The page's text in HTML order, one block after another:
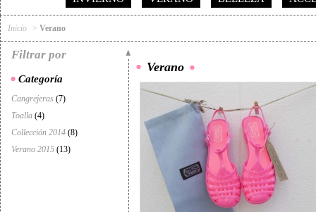
Inicio > Verano
Verano
Filtrar por
Categoría
Cangrejeras (7)
Toalla (4)
Collección 2014 (8)
Verano 2015 (13)